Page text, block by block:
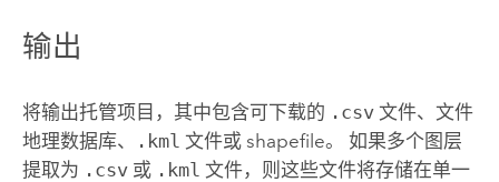
输出
将输出托管项目，其中包含可下载的 .csv文件、文件
地理数据库、
.kml 文件或 shapefile。 如果多个图层
提取为 .csv或 .kml 文件，则这些文件将存储在单一